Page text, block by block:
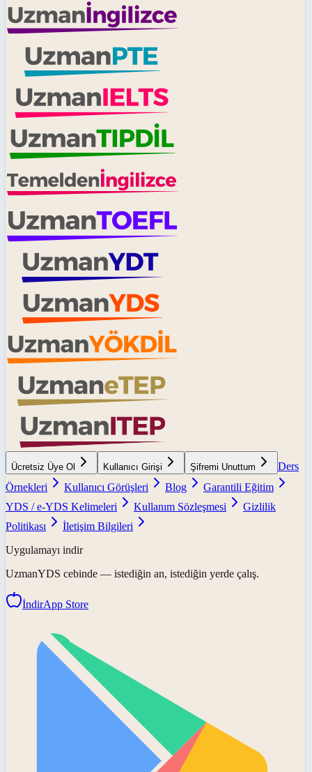
Ücretsiz Üye Ol Kullanıcı Girişi Şifremi Unuttum
Ders
Örnekleri
Kullanıcı Görüşleri Blog
Garantili Eğitim
YDS / e-YDS Kelimeleri
Kullanım Sözleşmesi
Gizlilik
Politikası
İletişim Bilgileri
Uygulamayı indir
UzmanYDS cebinde — istediğin an, istediğin yerde çalış.
İndirApp Store